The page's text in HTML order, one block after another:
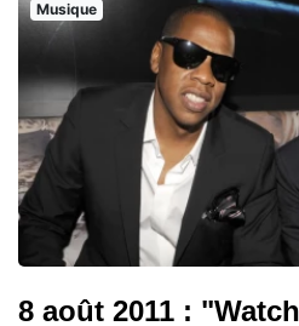
Musique
8 août 2011 :